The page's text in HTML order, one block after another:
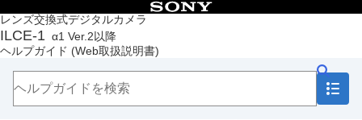
レンズ交換式デジタルカメラ
ILCE-1 α1 Ver.2以降
ヘルプガイド (Web取扱説明書)
目次
トップページ
ヘルプガイドの使いかた
本体と付属品を確認する